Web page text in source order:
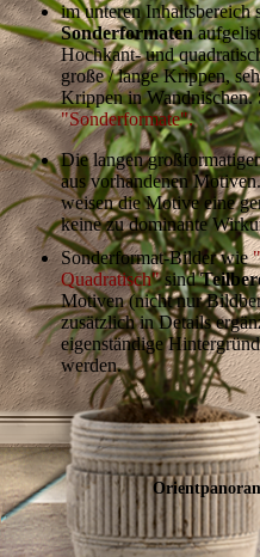
im unteren
Sonderformaten
Hochkant- und
große / lange Krippen,
Krippen in Wandnischen.
"Sonderformate".
Die langen
aus vorhandenen
weisen die Motive eine
keine zu dominante
Sonderformat-Bilder wie
Quadratisch"sind
Motiven (nicht nur
zusätzlich in Details
eigenständige
werden.